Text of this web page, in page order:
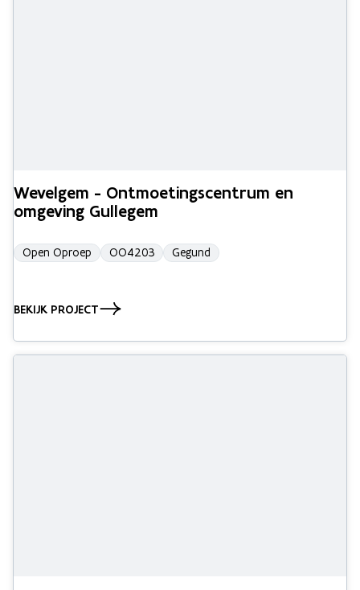
Wevelgem - Ontmoetingscentrum en
omgeving Gullegem
Open Oproep OO4203 Gegund
BEKIJK PROJECT